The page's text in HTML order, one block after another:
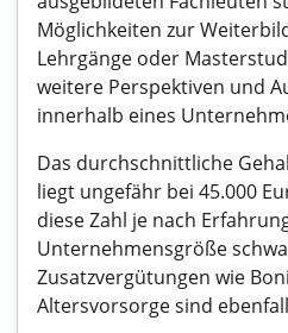
Möglichkeiten zur
Lehrgänge oder
weitere Perspektiven und
innerhalb eines
Das durchschnittliche
liegt ungefähr bei 45.000
diese Zahl je nach
Unternehmensgröße
Zusatzvergütungen wie
Altersvorsorge sind